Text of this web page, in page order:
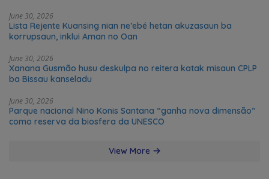
June 30, 2026
Lista Rejente Kuansing nian ne’ebé hetan akuzasaun ba
korrupsaun, inklui Aman no Oan
June 30, 2026
Xanana Gusmão husu deskulpa no reitera katak misaun CPLP
ba Bissau kanseladu
June 30, 2026
Parque nacional Nino Konis Santana “ganha nova dimensão”
como reserva da biosfera da UNESCO
View More